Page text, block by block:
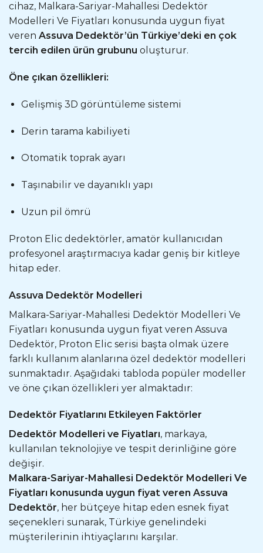
cihaz, Malkara-Sariyar-Mahallesi Dedektör
Modelleri Ve Fiyatları konusunda uygun fiyat
veren Assuva Dedektör’ün Türkiye’deki en çok
tercih edilen ürün grubunu oluşturur.
Öne çıkan özellikleri:
Gelişmiş 3D görüntüleme sistemi
Derin tarama kabiliyeti
Otomatik toprak ayarı
Taşınabilir ve dayanıklı yapı
Uzun pil ömrü
Proton Elic dedektörler, amatör kullanıcıdan
profesyonel araştırmacıya kadar geniş bir kitleye
hitap eder.
Assuva Dedektör Modelleri
Malkara-Sariyar-Mahallesi Dedektör Modelleri Ve
Fiyatları konusunda uygun fiyat veren Assuva
Dedektör, Proton Elic serisi başta olmak üzere
farklı kullanım alanlarına özel dedektör modelleri
sunmaktadır. Aşağıdaki tabloda popüler modeller
ve öne çıkan özellikleri yer almaktadır:
Dedektör Fiyatlarını Etkileyen Faktörler
Dedektör Modelleri ve Fiyatları, markaya,
kullanılan teknolojiye ve tespit derinliğine göre
değişir.
Malkara-Sariyar-Mahallesi Dedektör Modelleri Ve
Fiyatları konusunda uygun fiyat veren Assuva
Dedektör, her bütçeye hitap eden esnek fiyat
seçenekleri sunarak, Türkiye genelindeki
müşterilerinin ihtiyaçlarını karşılar.